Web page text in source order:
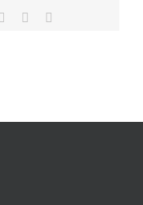
Pinterest